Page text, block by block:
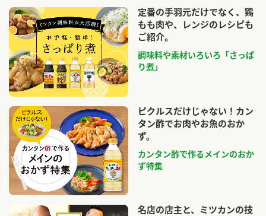
定番の手羽元だけでなく、鶏
もも肉や、レンジのレシピも
ご紹介。
調味料や素材いろいろ「さっぱ
り煮」
ピクルスだけじゃない！カン
タン酢でお肉やお魚のおか
ず。
カンタン酢で作るメインのおか
ず特集
名店の店主と、ミツカンの技